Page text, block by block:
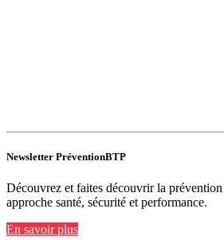
Newsletter PréventionBTP
Découvrez et faites découvrir la
approche santé, sécurité et performance.
En savoir plus